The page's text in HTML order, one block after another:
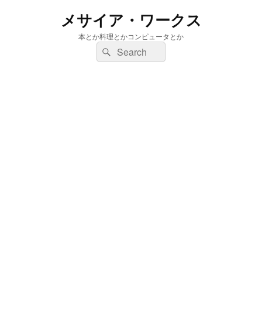
メサイア・ワークス
本とか料理とかコンピュータとか
検
索:
検
索